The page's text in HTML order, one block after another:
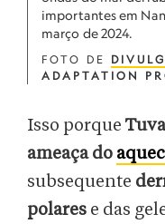
importantes em
março de 2024.
FOTO DE
ADAPTATION
Isso porque
ameaça do
subsequente
polares e das